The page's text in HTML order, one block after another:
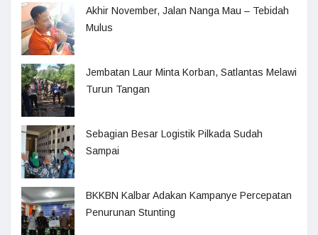
Akhir November, Jalan Nanga Mau – Tebidah
Mulus
Jembatan Laur Minta Korban, Satlantas Melawi
Turun Tangan
Sebagian Besar Logistik Pilkada Sudah
Sampai
BKKBN Kalbar Adakan Kampanye Percepatan
Penurunan Stunting